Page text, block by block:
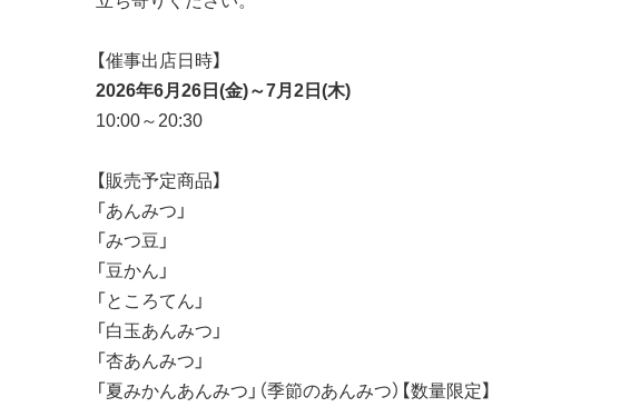
【催事出店日時】
2026年6月26日(金)～7月2日(木)
10:00～20:30
【販売予定商品】
「あんみつ」
「みつ豆」
「豆かん」
「ところてん」
「白玉あんみつ」
「杏あんみつ」
「夏みかんあんみつ」（季節のあんみつ）【数量限定】